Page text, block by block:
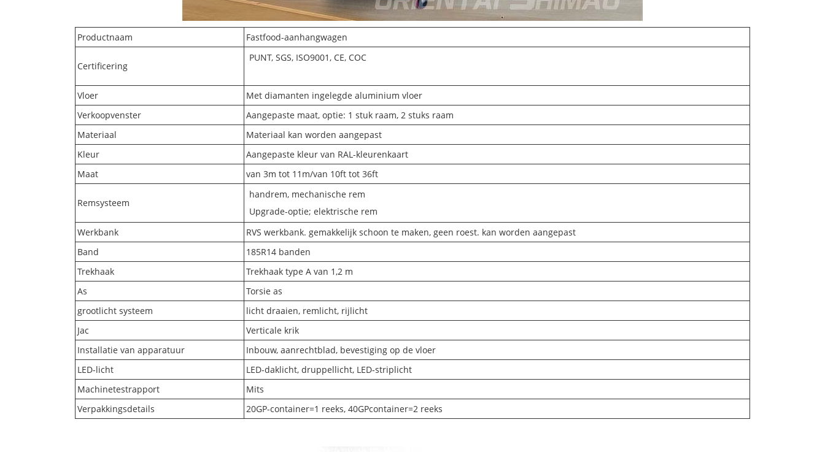
Productnaam Fastfood-aanhangwagen
Certificering
PUNT, SGS, ISO9001, CE, COC
Vloer
Met diamanten ingelegde aluminium vloer
Verkoopvenster
Aangepaste maat, optie: 1 stuk raam, 2 stuks raam
Materiaal
Materiaal kan worden aangepast
Kleur
Aangepaste kleur van RAL-kleurenkaart
Maat
van 3m tot 11m/van 10ft tot 36ft
Remsysteem
handrem, mechanische rem
Upgrade-optie; elektrische rem
Werkbank
RVS werkbank. gemakkelijk schoon te maken, geen roest. kan worden aangepast
Band
185R14 banden
Trekhaak
Trekhaak type A van 1,2 m
As
Torsie as
grootlicht systeem
licht draaien, remlicht, rijlicht
Jac
Verticale krik
Installatie van apparatuur
Inbouw, aanrechtblad, bevestiging op de vloer
LED-licht
LED-daklicht, druppellicht, LED-striplicht
Machinetestrapport
Mits
Verpakkingsdetails
20GP-container=1 reeks, 40GPcontainer=2 reeks